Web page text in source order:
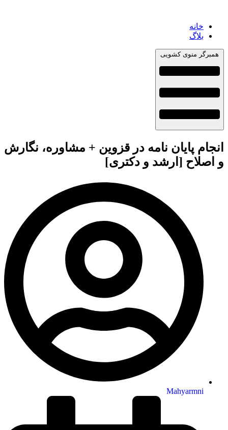
خانه
بلاگ
همبرگر منوی کشویی
انجام پایان نامه در قزوین + مشاوره، نگارش
و اصلاح [ارشد و دکتری]
Mahyarmni